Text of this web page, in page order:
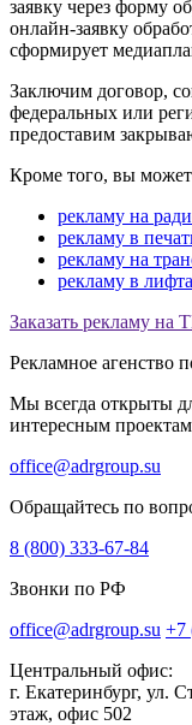
заявку через форму
онлайн-заявку
сформирует
Заключим договор,
федеральных или
предоставим
Кроме того, вы
рекламу на
рекламу в
рекламу на
рекламу в
Заказать рекламу на
Рекламное агенство
Мы всегда открыты
интересным проектам
office@adrgroup.su
Обращайтесь по
8 (800) 333-67-84
Звонки по РФ
office@adrgroup.su +7
Центральный офис:
г. Екатеринбург, ул.
этаж, офис 502